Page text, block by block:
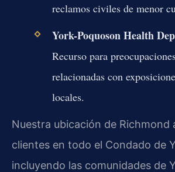
reclamos civiles de menor
York-Poquoson Health
Recurso para
relacionadas con
locales.
Nuestra ubicación de Richmond
clientes en todo el Condado de
incluyendo las comunidades de